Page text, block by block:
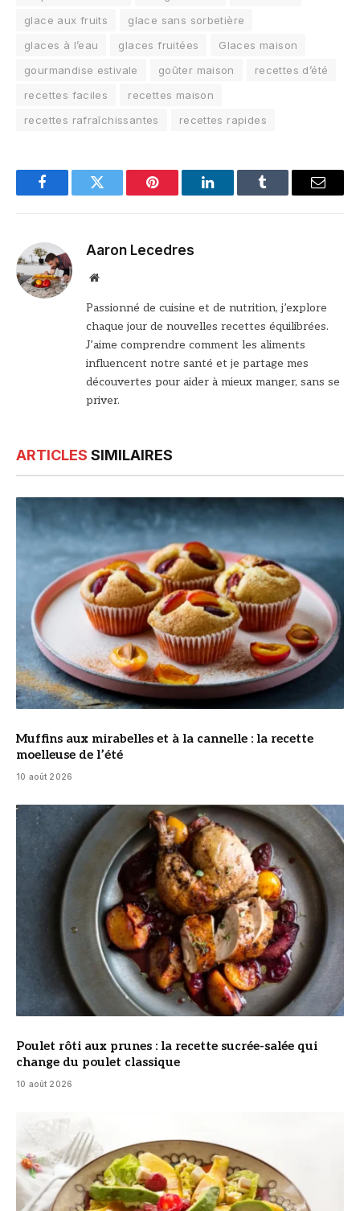
glace aux fruits
glace sans sorbetière
glaces à l’eau
glaces fruitées
Glaces maison
gourmandise estivale
goûter maison
recettes d’été
recettes faciles
recettes maison
recettes rafraîchissantes
recettes rapides
FacebookTwitter Pinterest LinkedInTumblr Email
Aaron Lecedres
Site
Passionné de cuisine et de nutrition, j’explore
chaque jour de nouvelles recettes équilibrées.
J’aime comprendre comment les aliments
influencent notre santé et je partage mes
découvertes pour aider à mieux manger, sans se
priver.
ARTICLES SIMILAIRES
Muffins aux mirabelles et à la cannelle : la recette
moelleuse de l’été
10 août 2026
© DR
Poulet rôti aux prunes : la recette sucrée-salée qui
change du poulet classique
10 août 2026